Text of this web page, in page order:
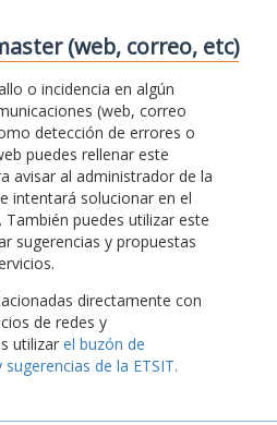
(web, correo, etc)
o incidencia en algún
(web, correo
detección de errores o
puedes rellenar este
avisar al administrador de la
intentará solucionar en el
puedes utilizar este
sugerencias y propuestas
directamente con
de redes y
utilizar el buzón de
de la ETSIT.